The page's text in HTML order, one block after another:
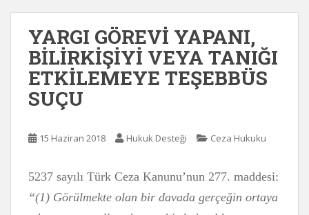
YARGI GÖREVİ YAPANI,
BİLİRKİŞİYİ VEYA TANIĞI
ETKİLEMEYE TEŞEBBÜS
SUÇU
15 Haziran 2018 Hukuk Desteği Ceza Hukuku
5237 sayılı Türk Ceza Kanunu’nun 277. maddesi:
“(1) Görülmekte olan bir davada gerçeğin ortaya